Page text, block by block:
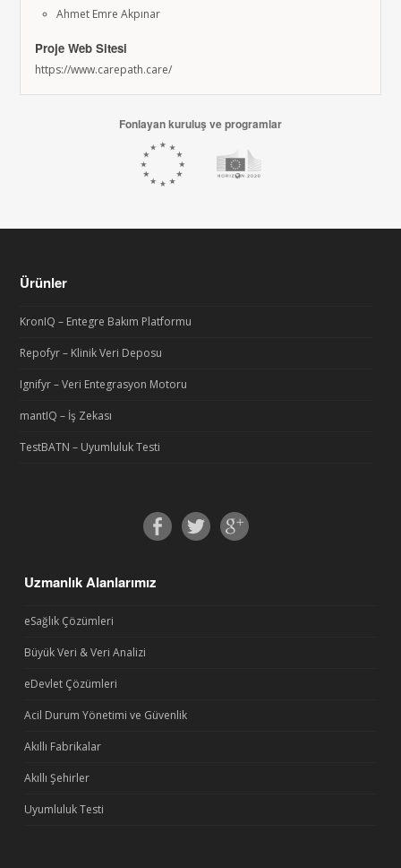
Ahmet Emre Akpınar
Proje Web Sitesi
https://www.carepath.care/
Fonlayan kuruluş ve programlar
Ürünler
KronIQ – Entegre Bakım Platformu
Repofyr – Klinik Veri Deposu
Ignifyr – Veri Entegrasyon Motoru
mantIQ – İş Zekası
TestBATN – Uyumluluk Testi
Uzmanlık Alanlarımız
eSağlık Çözümleri
Büyük Veri & Veri Analizi
eDevlet Çözümleri
Acil Durum Yönetimi ve Güvenlik
Akıllı Fabrikalar
Akıllı Şehirler
Uyumluluk Testi